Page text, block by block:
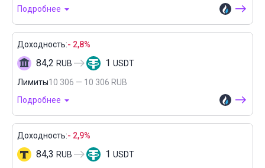
Подробнее
Доходность:- 2,8%
84,2 RUB 1 USDT
Лимиты10 306 — 10 306 RUB
Подробнее
Доходность:- 2,9%
84,3 RUB 1 USDT